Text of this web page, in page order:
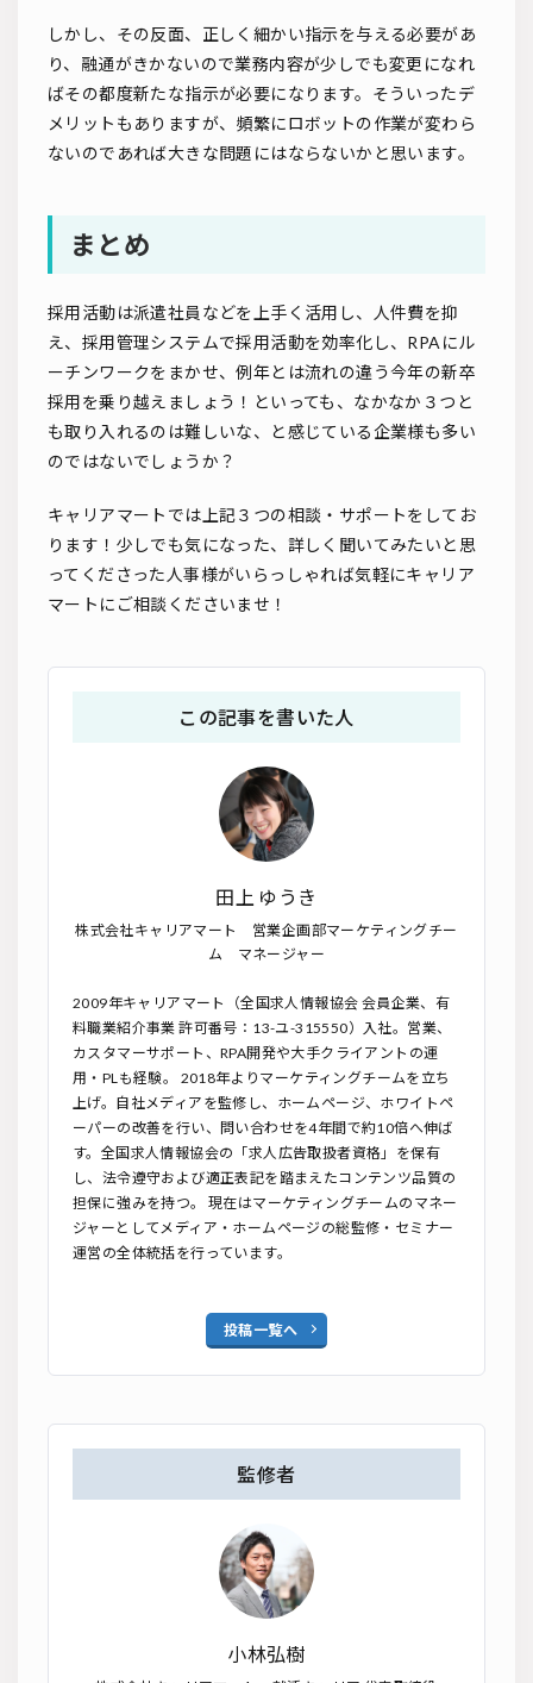
しかし、その反面、正しく細かい指示を与える必要があ
り、融通がきかないので業務内容が少しでも変更になれ
ばその都度新たな指示が必要になります。そういったデ
メリットもありますが、頻繁にロボットの作業が変わら
ないのであれば大きな問題にはならないかと思います。
まとめ
採用活動は派遣社員などを上手く活用し、人件費を抑
え、採用管理システムで採用活動を効率化し、RPAにル
ーチンワークをまかせ、例年とは流れの違う今年の新卒
採用を乗り越えましょう！といっても、なかなか３つと
も取り入れるのは難しいな、と感じている企業様も多い
のではないでしょうか？
キャリアマートでは上記３つの相談・サポートをしてお
ります！少しでも気になった、詳しく聞いてみたいと思
ってくださった人事様がいらっしゃれば気軽にキャリア
マートにご相談くださいませ！
この記事を書いた人
田上 ゆうき
株式会社キャリアマート 営業企画部マーケティングチー
ム マネージャー
2009年キャリアマート（全国求人情報協会 会員企業、有
料職業紹介事業 許可番号：13-ユ-315550）入社。営業、
カスタマーサポート、RPA開発や大手クライアントの運
用・PLも経験。 2018年よりマーケティングチームを立ち
上げ。自社メディアを監修し、ホームページ、ホワイトペ
ーパーの改善を行い、問い合わせを4年間で約10︎倍へ伸ば
す。全国求人情報協会の「求人広告取扱者資格」を保有
し、法令遵守および適正表記を踏まえたコンテンツ品質の
担保に強みを持つ。 現在はマーケティングチームのマネー
ジャーとしてメディア・ホームページの総監修・セミナー
運営の全体統括を行っています。
投稿一覧へ
監修者
小林弘樹